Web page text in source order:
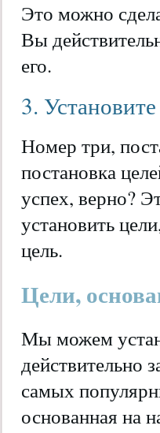
Это можно
Вы
его.
3.
Номер три,
постановка
успех, верно?
установить
цель.
Цели,
Мы можем
действительно
самых
основанная на